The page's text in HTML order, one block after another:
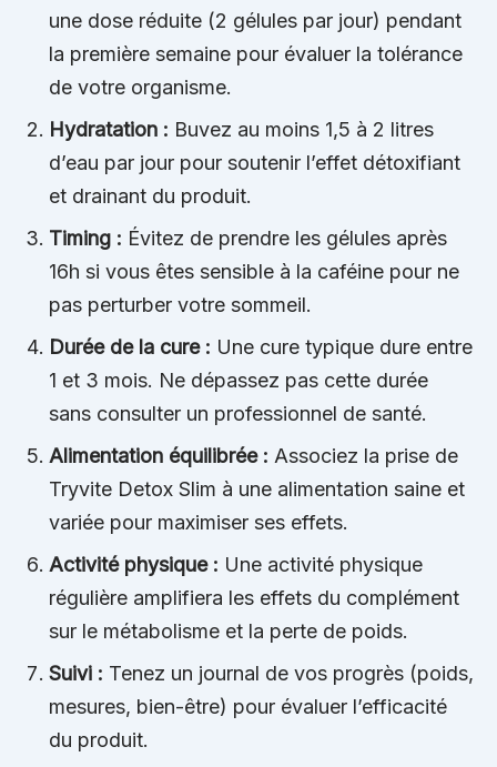
une dose réduite (2 gélules par jour) pendant
la première semaine pour évaluer la tolérance
de votre organisme.
Hydratation : Buvez au moins 1,5 à 2 litres
d’eau par jour pour soutenir l’effet détoxifiant
et drainant du produit.
Timing : Évitez de prendre les gélules après
16h si vous êtes sensible à la caféine pour ne
pas perturber votre sommeil.
Durée de la cure : Une cure typique dure entre
1 et 3 mois. Ne dépassez pas cette durée
sans consulter un professionnel de santé.
Alimentation équilibrée : Associez la prise de
Tryvite Detox Slim à une alimentation saine et
variée pour maximiser ses effets.
Activité physique : Une activité physique
régulière amplifiera les effets du complément
sur le métabolisme et la perte de poids.
Suivi : Tenez un journal de vos progrès (poids,
mesures, bien-être) pour évaluer l’efficacité
du produit.